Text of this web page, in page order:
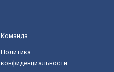
Команда
Политика
конфиденциальности